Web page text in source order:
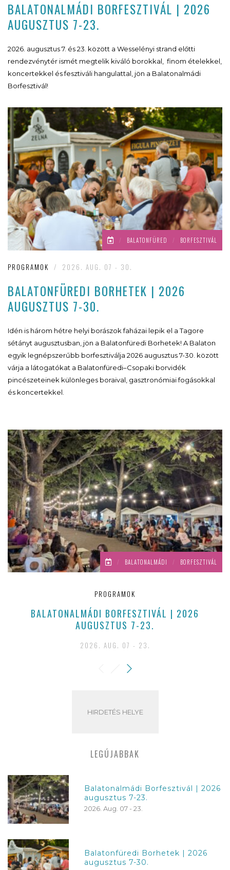
BALATONALMÁDI BORFESZTIVÁL | 2026
AUGUSZTUS 7-23.
2026. augusztus 7. és 23. között a Wesselényi strand előtti
rendezvénytér ismét megtelik kiváló borokkal, finom ételekkel,
koncertekkel és fesztiváli hangulattal, jön a Balatonalmádi
Borfesztivál!
/ BALATONFÜRED / BORFESZTIVÁL
PROGRAMOK / 2026. AUG. 07 - 30.
BALATONFÜREDI BORHETEK | 2026
AUGUSZTUS 7-30.
Idén is három hétre helyi borászok faházai lepik el a Tagore
sétányt augusztusban, jön a Balatonfüredi Borhetek! A Balaton
egyik legnépszerűbb borfesztiválja 2026 augusztus 7-30. között
várja a látogatókat a Balatonfüredi–Csopaki borvidék
pincészeteinek különleges boraival, gasztronómiai fogásokkal
és koncertekkel.
/ BALATONALMÁDI / BORFESZTIVÁL
PROGRAMOK
BALATONALMÁDI BORFESZTIVÁL | 2026
AUGUSZTUS 7-23.
2026. AUG. 07 - 23.
HIRDETÉS HELYE
LEGÚJABBAK
Balatonalmádi Borfesztivál | 2026
augusztus 7-23.
2026. Aug. 07 - 23.
Balatonfüredi Borhetek | 2026
augusztus 7-30.